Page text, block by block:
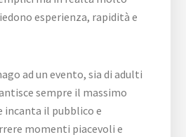
esperienza, rapidità e
ad un evento, sia di adulti
sempre il massimo
incanta il pubblico e
momenti piacevoli e